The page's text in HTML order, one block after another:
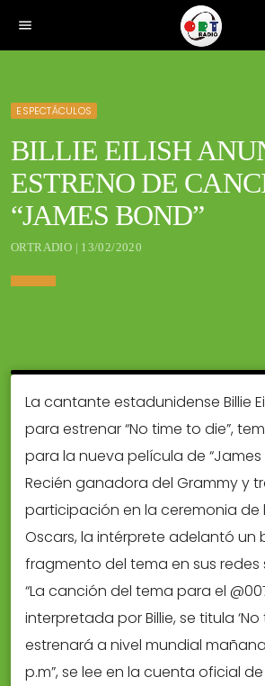
menu
ESPECTÁCULOS
BILLIE EILISH
ESTRENO DE
“JAMES BOND”
ORTRADIO | 13/02/2020
La cantante estadunidense Billie
para estrenar “No time to die”,
para la nueva película de “James
Recién ganadora del Grammy y
participación en la ceremonia de
Oscars, la intérprete adelantó un
fragmento del tema en sus redes
“La canción del tema para el
interpretada por Billie, se titula ‘No
estrenará a nivel mundial
p.m”, se lee en la cuenta oficial